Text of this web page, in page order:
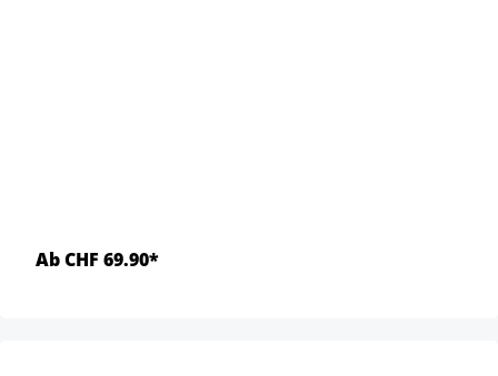
Ab CHF 69.90*